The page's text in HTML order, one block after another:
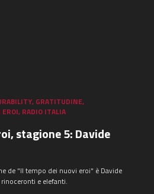
, GRATITUDINE,
, RADIO ITALIA
stagione 5: Davide
de "Il tempo dei nuovi eroi" è Davide
e elefanti.
STAI CERCANDO?